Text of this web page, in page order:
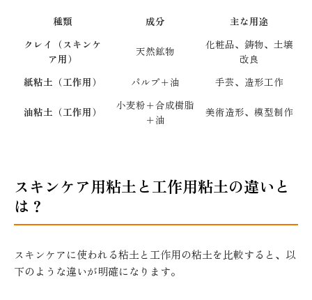
種類 成分
主な用途
クレイ（スキンケ
ア用）
天然鉱物
化粧品、鋳物、土壌
改良
紙粘土（工作用）
パルプ＋油 手芸、造形工作
油粘土（工作用）
小麦粉＋合成樹脂
＋油
美術造形、模型制作
スキンケア用粘土と工作用粘土の違いと
は？
スキンケアに使われる粘土と工作用の粘土を比較すると、以
下のような違いが明確になります。